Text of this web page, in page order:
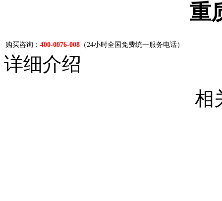
重
购买咨询： 400-0076-008 （24小时全国免费统一服务电话）
详细介绍
相